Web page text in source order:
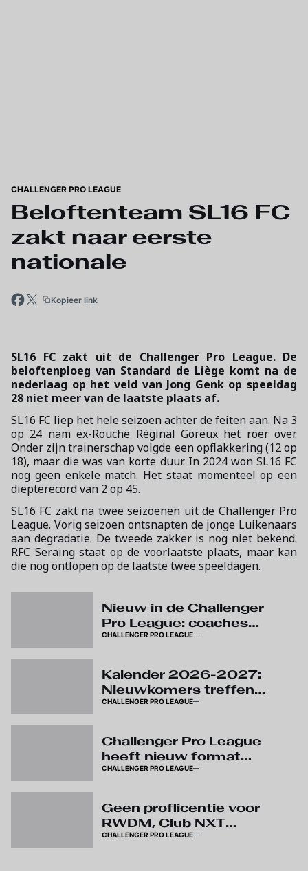
CHALLENGER PRO LEAGUE
Beloftenteam SL16 FC
zakt naar eerste
nationale
Kopieer link
SL16 FC zakt uit de Challenger Pro League. De
beloftenploeg van Standard de Liège komt na de
nederlaag op het veld van Jong Genk op speeldag
28 niet meer van de laatste plaats af.
SL16 FC liep het hele seizoen achter de feiten aan. Na 3
op 24 nam ex-Rouche Réginal Goreux het roer over.
Onder zijn trainerschap volgde een opflakkering (12 op
18), maar die was van korte duur. In 2024 won SL16 FC
nog geen enkele match. Het staat momenteel op een
diepterecord van 2 op 45.
SL16 FC zakt na twee seizoenen uit de Challenger Pro
League. Vorig seizoen ontsnapten de jonge Luikenaars
aan degradatie. De tweede zakker is nog niet bekend.
RFC Seraing staat op de voorlaatste plaats, maar kan
die nog ontlopen op de laatste twee speeldagen.
Nieuw in de Challenger
Pro League: coaches
krijgen video challenges
CHALLENGER PRO LEAGUE
Kalender 2026-2027:
Nieuwkomers treffen
elkaar meteen in
CHALLENGER PRO LEAGUE
Challenger Pro League
heeft nieuw format
zonder quota voor U23
CHALLENGER PRO LEAGUE
Geen proflicentie voor
RWDM, Club NXT
verzekert behoud
CHALLENGER PRO LEAGUE